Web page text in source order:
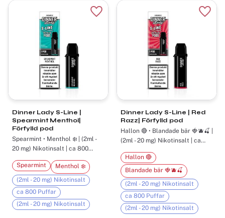
Dinner Lady S-Line |
Spearmint Menthol|
Förfylld pod
Spearmint • Menthol ❄️ | (2ml -
20 mg) Nikotinsalt | ca 800
Spearmint
Menthol ❄️
(2ml - 20 mg) Nikotinsalt
ca 800 Puffar
(2ml - 20 mg) Nikotinsalt
Lägg till i favoriter
Dinner Lady S-Line | Red
Razz| Förfylld pod
Hallon 🔴 • Blandade bär 🍓🫐🍒 |
(2ml - 20 mg) Nikotinsalt | ca
Hallon 🔴
Blandade bär 🍓🫐🍒
(2ml - 20 mg) Nikotinsalt
ca 800 Puffar
(2ml - 20 mg) Nikotinsalt